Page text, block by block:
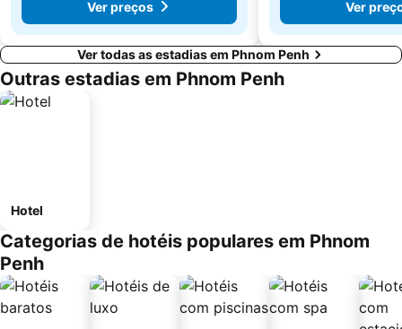
Ver preços
Ver
Ver todas as estadias em Phnom Penh
Outras estadias em Phnom Penh
Hotel
Categorias de hotéis populares em Phnom
Penh